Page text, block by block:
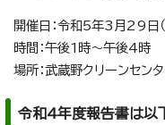
開催日：令和5年3月29日（
時間：午後1時～午後4時
場所：武蔵野クリーンセン
令和4年度報告書は以